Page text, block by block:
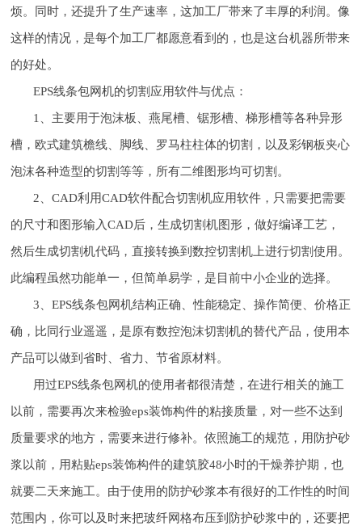
烦。同时，还提升了生产速率，这加工厂带来了丰厚的利润。像
这样的情况，是每个加工厂都愿意看到的，也是这台机器所带来
的好处。
EPS线条包网机的切割应用软件与优点：
1、主要用于泡沫板、燕尾槽、锯形槽、梯形槽等各种异形
槽，欧式建筑檐线、脚线、罗马柱柱体的切割，以及彩钢板夹心
泡沫各种造型的切割等等，所有二维图形均可切割。
2、CAD利用CAD软件配合切割机应用软件，只需要把需要
的尺寸和图形输入CAD后，生成切割机图形，做好编译工艺，
然后生成切割机代码，直接转换到数控切割机上进行切割使用。
此编程虽然功能单一，但简单易学，是目前中小企业的选择。
3、EPS线条包网机结构正确、性能稳定、操作简便、价格正
确，比同行业遥遥，是原有数控泡沫切割机的替代产品，使用本
产品可以做到省时、省力、节省原材料。
用过EPS线条包网机的使用者都很清楚，在进行相关的施工
以前，需要再次来检验eps装饰构件的粘接质量，对一些不达到
质量要求的地方，需要来进行修补。依照施工的规范，用防护砂
浆以前，用粘贴eps装饰构件的建筑胶48小时的干燥养护期，也
就要二天来施工。由于使用的防护砂浆本有很好的工作性的时间
范围内，你可以及时来把玻纤网格布压到防护砂浆中的，还要把